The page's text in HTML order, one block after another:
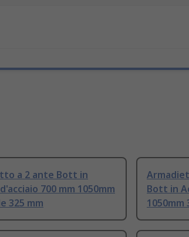
a 2 ante Bott in
700 mm 1050mm
325 mm
Bott in
1050mm